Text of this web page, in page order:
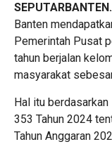
Banten
Pemerintah Pusat
tahun berjalan
masyarakat
Hal itu
353 Tahun 2024
Tahun Anggaran